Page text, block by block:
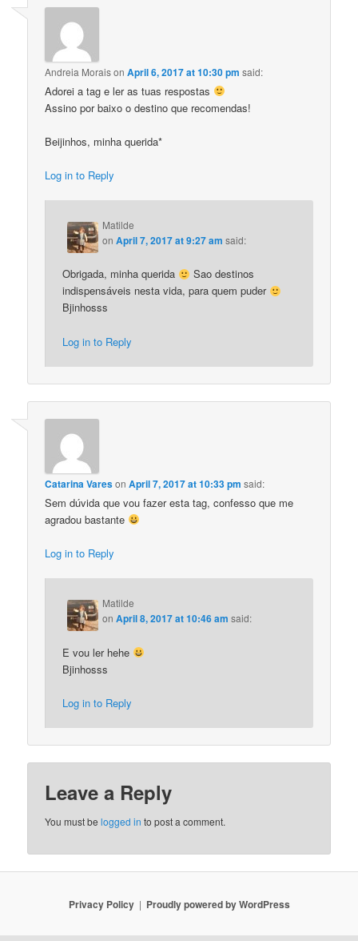
Andreia MoraisonApril 6, 2017 at 10:30 pm said:
Adorei a tag e ler as tuas respostas
Assino por baixo o destino que recomendas!
Beijinhos, minha querida*
Log in to Reply
Matilde
onApril 7, 2017 at 9:27 am said:
Obrigada, minha querida
Sao destinos
indispensáveis nesta vida, para quem puder
Bjinhosss
Log in to Reply
Catarina VaresonApril 7, 2017 at 10:33 pm said:
Sem dúvida que vou fazer esta tag, confesso que me
agradou bastante
Log in to Reply
Matilde
onApril 8, 2017 at 10:46 am said:
E vou ler hehe
Bjinhosss
Log in to Reply
Leave a Reply
You must belogged in to post a comment.
Privacy Policy Proudly powered by WordPress